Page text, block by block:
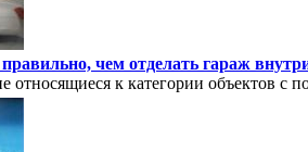
чем отделать гараж
относящиеся к категории объектов